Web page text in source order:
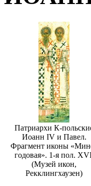
Патриархи К-
Иоанн IV и Павел.
Фрагмент иконы
годовая». 1-я пол.
(Музей икон,
Рекклингхаузен)